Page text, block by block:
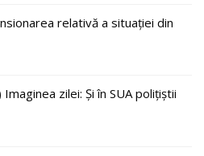
relativă a situației din
zilei: Și în SUA polițiștii